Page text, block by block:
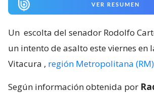
VER RESUMEN
Un escolta del senador Rodolfo
un intento de asalto este viernes en
Vitacura , región Metropolitana (RM)
Según información obtenida por